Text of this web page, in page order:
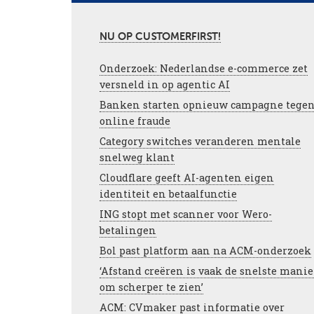
NU OP CUSTOMERFIRST!
Onderzoek: Nederlandse e-commerce zet
versneld in op agentic AI
Banken starten opnieuw campagne
online fraude
Category switches veranderen mentale
snelweg klant
Cloudflare geeft AI-agenten eigen
identiteit en betaalfunctie
ING stopt met scanner voor Wero-
betalingen
Bol past platform aan na ACM-onderzoek
‘Afstand creëren is vaak de snelste
om scherper te zien’
ACM: CVmaker past informatie over